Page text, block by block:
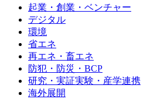
起業・創業・ベンチャー
デジタル
環境
省エネ
再エネ・畜エネ
防犯・防災・BCP
研究・実証実験・産学連携
海外展開